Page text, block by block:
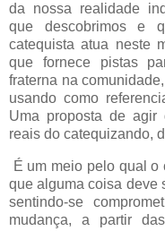
da nossa realidade
que descobrimos e
catequista atua neste
que fornece pistas
fraterna na
usando como
Uma proposta de agir
reais do catequizando,
É um meio pelo qual
que alguma coisa deve
sentindo-se
mudança, a partir